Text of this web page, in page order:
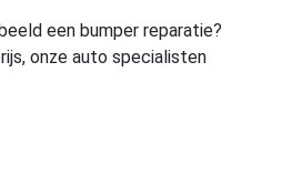
een bumper reparatie?
onze auto specialisten